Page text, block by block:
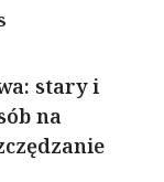
stary i
na